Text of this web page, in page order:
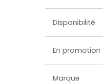
Disponibilité
En promotion
Marque